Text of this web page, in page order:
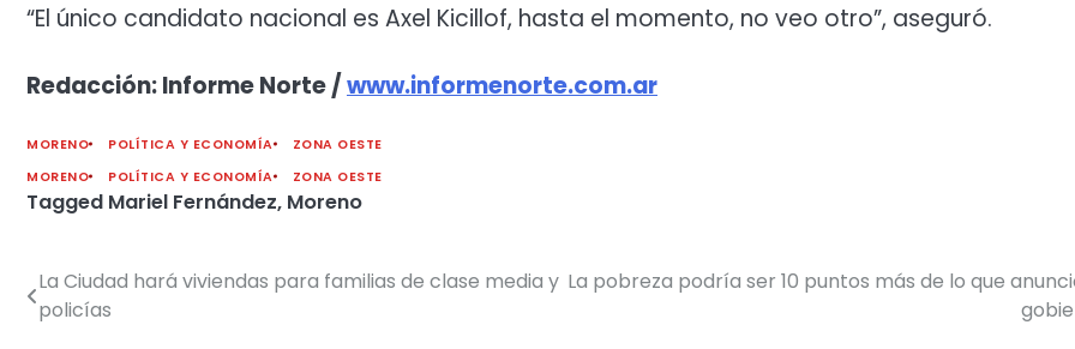
“El único candidato nacional es Axel Kicillof, hasta el momento, no veo otro”, aseguró.
Redacción: Informe Norte /www.informenorte.com.ar
MORENO POLÍTICA Y ECONOMÍA
ZONA OESTE
MORENO
POLÍTICA Y ECONOMÍA ZONA OESTE
Tagged Mariel Fernández, Moreno
Navegación
de
La Ciudad hará viviendas para familias de clase media y
policías
La pobreza podría ser 10 puntos más de lo que